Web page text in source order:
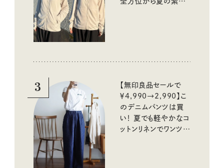
3
【無印良品セールで
￥4,990→2,990】こ
のデニムパンツは買
い！ 夏でも軽やかなコ
ットンリネンでワンツー